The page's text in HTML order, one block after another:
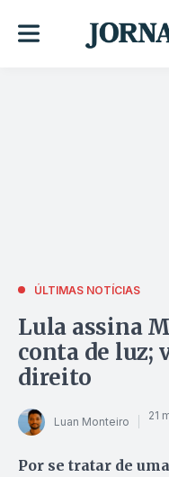
ÚLTIMAS NOTÍCIAS
Lula assina
conta de luz;
direito
Luan Monteiro 21
Por se tratar de